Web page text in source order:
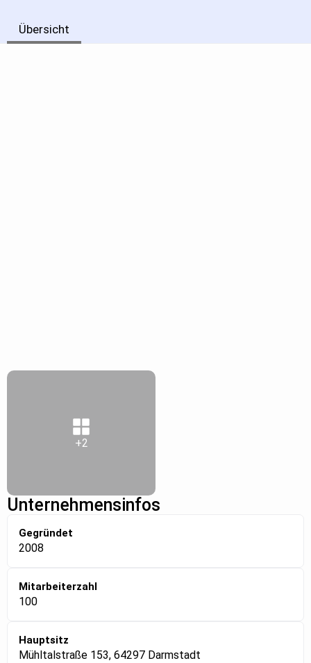
Übersicht
+2
Unternehmensinfos
Gegründet
2008
Mitarbeiterzahl
100
Hauptsitz
Mühltalstraße 153, 64297 Darmstadt